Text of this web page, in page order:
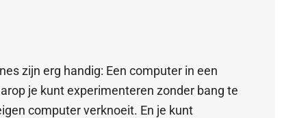
zijn erg handig: Een computer in een
je kunt experimenteren zonder bang te
computer verknoeit. En je kunt